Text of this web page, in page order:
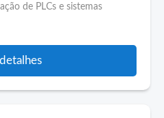
de PLCs e sistemas